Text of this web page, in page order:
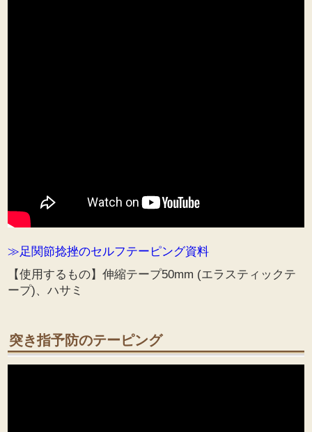
≫足関節捻挫のセルフテーピング資料
【使用するもの】伸縮テープ50mm (エラスティックテ
ープ)、ハサミ
突き指予防のテーピング